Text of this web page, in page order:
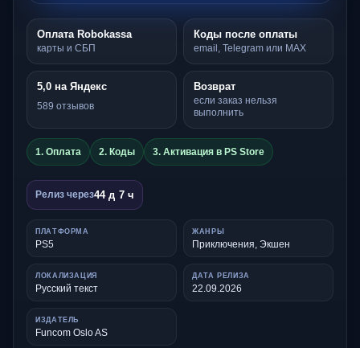
Оплата Robokassa
карты и СБП
Коды после оплаты
email, Telegram или MAX
5,0 на Яндекс
589 отзывов
Возврат
если заказ нельзя
выполнить
1. Оплата 2. Коды 3. Активация в PS Store
Релиз через44 д 7 ч
ПЛАТФОРМА
PS5
ЖАНРЫ
Приключения, Экшен
ЛОКАЛИЗАЦИЯ
Русский текст
ДАТА РЕЛИЗА
22.09.2026
ИЗДАТЕЛЬ
Funcom Oslo AS